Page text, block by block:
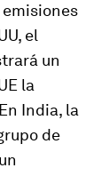
el
un
la
India, la
de